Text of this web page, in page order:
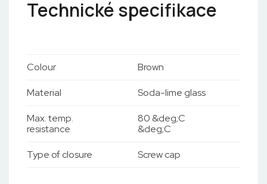
Technické specifikace
Colour Brown
Material Soda-lime glass
Max. temp.
resistance
80 &deg;C
&deg;C
Type of closure Screw cap